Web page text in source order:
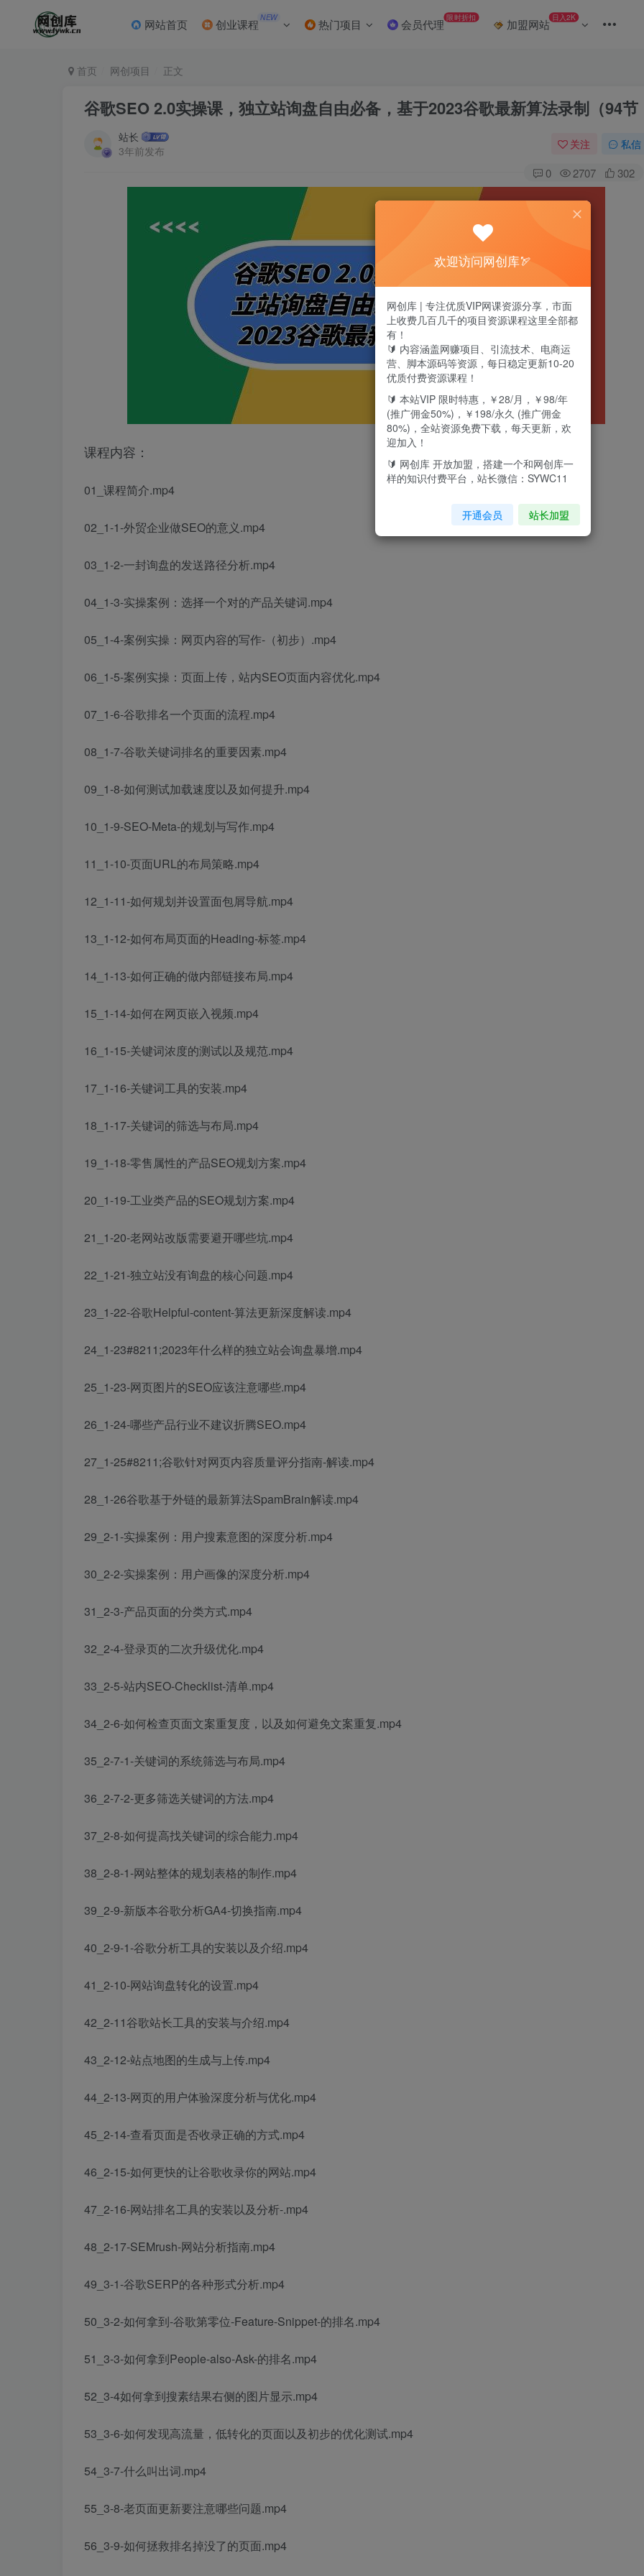
网站首页 创业课程 NEW 热门项目 会员代理 限时折扣 加盟网站 日入2K
首页 网创项目 正文
谷歌SEO 2.0实操课，独立站询盘自由必备，基于2023谷歌最新算法录制（94节
站长
3年前发布
关注 私信
0 2707 302
课程内容：
01_课程简介.mp4
02_1-1-外贸企业做SEO的意义.mp4
03_1-2-一封询盘的发送路径分析.mp4
04_1-3-实操案例：选择一个对的产品关键词.mp4
05_1-4-案例实操：网页内容的写作-（初步）.mp4
06_1-5-案例实操：页面上传，站内SEO页面内容优化.mp4
07_1-6-谷歌排名一个页面的流程.mp4
08_1-7-谷歌关键词排名的重要因素.mp4
09_1-8-如何测试加载速度以及如何提升.mp4
10_1-9-SEO-Meta-的规划与写作.mp4
11_1-10-页面URL的布局策略.mp4
12_1-11-如何规划并设置面包屑导航.mp4
13_1-12-如何布局页面的Heading-标签.mp4
14_1-13-如何正确的做内部链接布局.mp4
15_1-14-如何在网页嵌入视频.mp4
16_1-15-关键词浓度的测试以及规范.mp4
17_1-16-关键词工具的安装.mp4
18_1-17-关键词的筛选与布局.mp4
19_1-18-零售属性的产品SEO规划方案.mp4
20_1-19-工业类产品的SEO规划方案.mp4
21_1-20-老网站改版需要避开哪些坑.mp4
22_1-21-独立站没有询盘的核心问题.mp4
23_1-22-谷歌Helpful-content-算法更新深度解读.mp4
24_1-23#8211;2023年什么样的独立站会询盘暴增.mp4
25_1-23-网页图片的SEO应该注意哪些.mp4
26_1-24-哪些产品行业不建议折腾SEO.mp4
27_1-25#8211;谷歌针对网页内容质量评分指南-解读.mp4
28_1-26谷歌基于外链的最新算法SpamBrain解读.mp4
29_2-1-实操案例：用户搜素意图的深度分析.mp4
30_2-2-实操案例：用户画像的深度分析.mp4
31_2-3-产品页面的分类方式.mp4
32_2-4-登录页的二次升级优化.mp4
33_2-5-站内SEO-Checklist-清单.mp4
34_2-6-如何检查页面文案重复度，以及如何避免文案重复.mp4
35_2-7-1-关键词的系统筛选与布局.mp4
36_2-7-2-更多筛选关键词的方法.mp4
37_2-8-如何提高找关键词的综合能力.mp4
38_2-8-1-网站整体的规划表格的制作.mp4
39_2-9-新版本谷歌分析GA4-切换指南.mp4
40_2-9-1-谷歌分析工具的安装以及介绍.mp4
41_2-10-网站询盘转化的设置.mp4
42_2-11谷歌站长工具的安装与介绍.mp4
43_2-12-站点地图的生成与上传.mp4
44_2-13-网页的用户体验深度分析与优化.mp4
45_2-14-查看页面是否收录正确的方式.mp4
46_2-15-如何更快的让谷歌收录你的网站.mp4
47_2-16-网站排名工具的安装以及分析-.mp4
48_2-17-SEMrush-网站分析指南.mp4
49_3-1-谷歌SERP的各种形式分析.mp4
50_3-2-如何拿到-谷歌第零位-Feature-Snippet-的排名.mp4
51_3-3-如何拿到People-also-Ask-的排名.mp4
52_3-4如何拿到搜素结果右侧的图片显示.mp4
53_3-6-如何发现高流量，低转化的页面以及初步的优化测试.mp4
54_3-7-什么叫出词.mp4
55_3-8-老页面更新要注意哪些问题.mp4
56_3-9-如何拯救排名掉没了的页面.mp4
欢迎访问网创库🏹
网创库 | 专注优质VIP网课资源分享，市面
上收费几百几千的项目资源课程这里全部都
有！
🔰 内容涵盖网赚项目、引流技术、电商运
营、脚本源码等资源，每日稳定更新10-20
优质付费资源课程！
🔰 本站VIP 限时特惠，￥28/月，￥98/年
(推广佣金50%)，￥198/永久 (推广佣金
80%)，全站资源免费下载，每天更新，欢
迎加入！
🔰 网创库 开放加盟，搭建一个和网创库一
样的知识付费平台，站长微信：SYWC11
开通会员 站长加盟